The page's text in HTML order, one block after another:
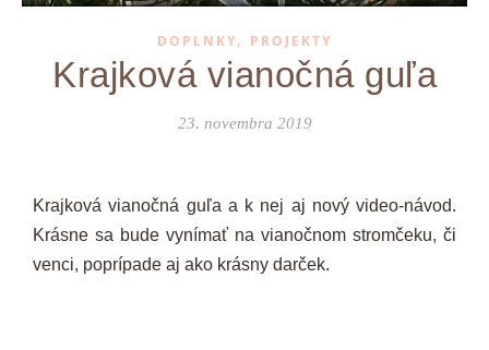
DOPLNKY, PROJEKTY
Krajková vianočná guľa
23. novembra 2019
Krajková vianočná guľa a k nej aj nový video-návod.
Krásne sa bude vynímať na vianočnom stromčeku, či
venci, poprípade aj ako krásny darček.